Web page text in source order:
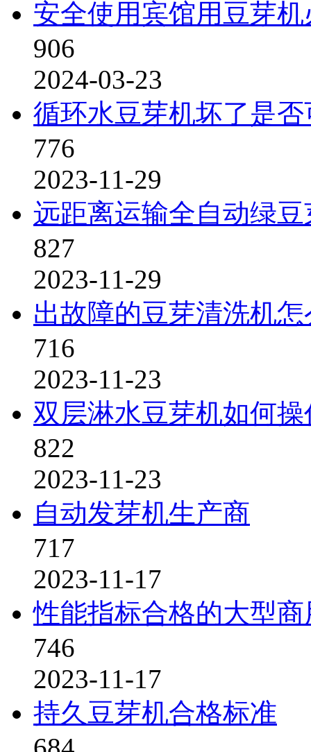
安全使用宾馆用豆芽
906
2024-03-23
循环水豆芽机坏了是
776
2023-11-29
远距离运输全自动绿
827
2023-11-29
出故障的豆芽清洗机
716
2023-11-23
双层淋水豆芽机如何
822
2023-11-23
自动发芽机生产商
717
2023-11-17
性能指标合格的大型
746
2023-11-17
持久豆芽机合格标准